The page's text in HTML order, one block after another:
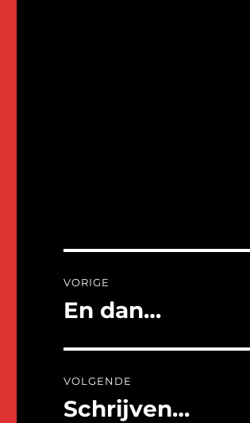
navigatie
VORIGE
Vorig
En dan…
VOLGENDE
Volgend
Schrijven…